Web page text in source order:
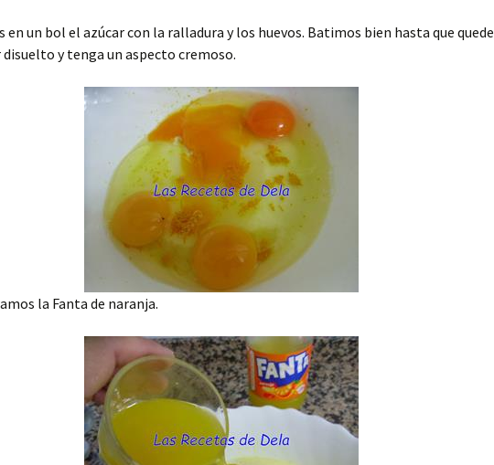
en un bol el azúcar con la ralladura y los huevos. Batimos bien hasta que quede
disuelto y tenga un aspecto cremoso.
la Fanta de naranja.